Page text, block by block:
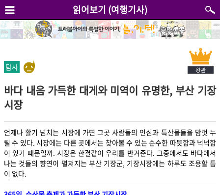
읽어보기 (여행기사)
탐사
바다 내음 가득한 대게와 미역이 유명한, 부산 기장
시장
언제나 활기 넘치는 시장에 가면 그곳 사람들의 인심과 특산물들을 맘껏 누
릴 수 있다. 시장에는 다른 곳에서는 찾아볼 수 있는 순수한 따뜻함과 넉넉함
이 있기 때문일까. 시장은 한결같이 우리를 반겨준다. 그중에서도 바다에서
나는 것들의 향연이 펼쳐지는 부산 기장군, 기장시장에는 하루도 조용할 틈
이 없다.